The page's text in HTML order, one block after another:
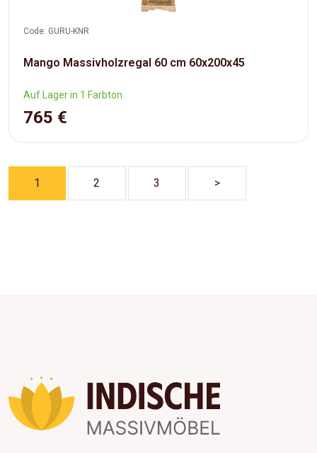
Code: GURU-KNR
Mango Massivholzregal 60 cm 60x200x45
Auf Lager in 1 Farbton
765 €
1 2 3 >